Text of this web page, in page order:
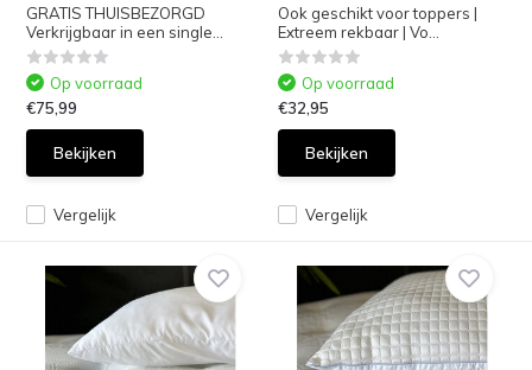
GRATIS THUISBEZORGD
Verkrijgbaar in een single...
Vergelijk
Op voorraad
€75,99
Bekijken
Ook geschikt voor toppers |
Extreem rekbaar | Vo...
Vergelijk
Op voorraad
€32,95
Bekijken